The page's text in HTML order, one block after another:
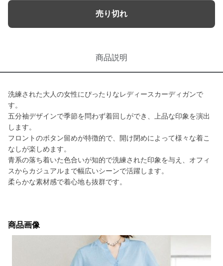
売り切れ
商品説明
洗練された大人の女性にぴったりなレディースカーディガンで
す。
五分袖デザインで季節を問わず着回しができ、上品な印象を演出
します。
フロントのボタン留めが特徴的で、開け閉めによって様々な着こ
なしが楽しめます。
青系の落ち着いた色合いが知的で洗練された印象を与え、オフィ
スからカジュアルまで幅広いシーンで活躍します。
柔らかな素材感で着心地も抜群です。
商品画像